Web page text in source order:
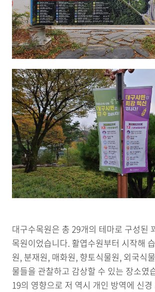
대구수목원은 총 29개의 테마로 구성된
목원이었습니다. 활엽수원부터 시작해
원, 분재원, 매화원, 향토식물원, 외국식
물들을 관찰하고 감상할 수 있는 장소였
19의 영향으로 저 역시 개인 방역에 신